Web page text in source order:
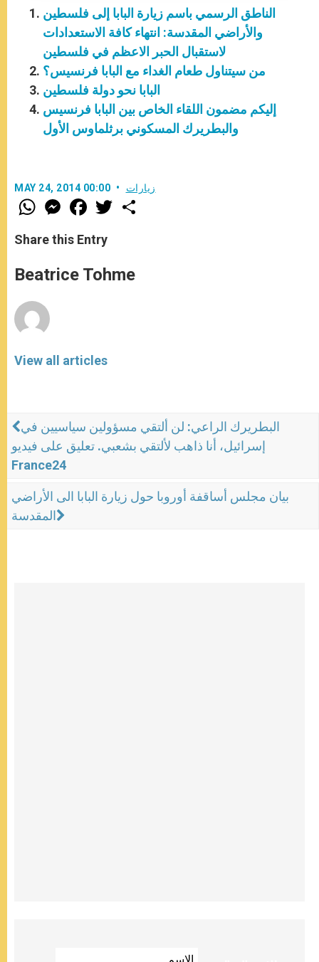
الناطق الرسمي باسم زيارة البابا إلى فلسطين
والأراضي المقدسة: انتهاء كافة الاستعدادات
لاستقبال الحبر الاعظم في فلسطين
من سيتناول طعام الغداء مع البابا فرنسيس؟
البابا نحو دولة فلسطين
إليكم مضمون اللقاء الخاص بين البابا فرنسيس
والبطريرك المسكوني برثلماوس الأول
MAY 24, 2014 00:00 زيارات
W
h
t
s
p
p
M
e
s
e
g
e
F
a
e
b
o
k
w
r
Share this Entry
Beatrice Tohme
View all articles
البطريرك الراعي: لن ألتقي مسؤولين سياسيين في
إسرائيل، أنا ذاهب لألتقي بشعبي. تعليق على فيديو
France24
بيان مجلس أساقفة أوروبا حول زيارة البابا الى الأراضي
المقدسة